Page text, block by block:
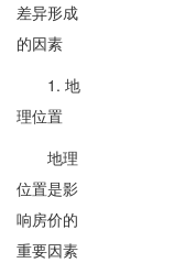
差异形成
的因素
1. 地
理位置
地理
位置是影
响房价的
重要因素